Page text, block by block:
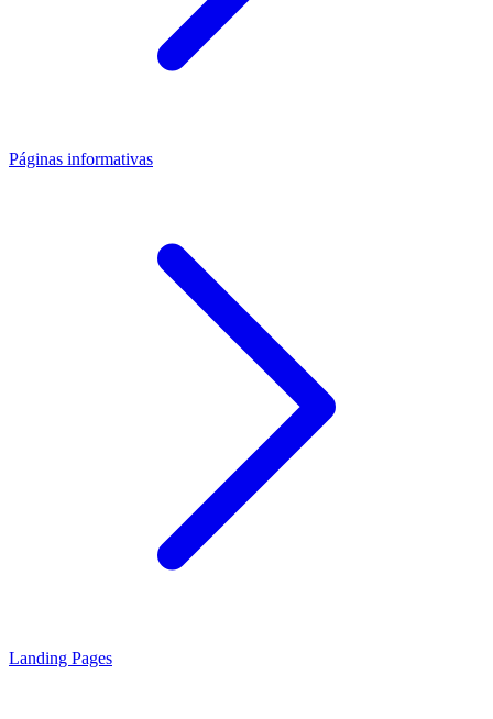
Páginas informativas
Landing Pages